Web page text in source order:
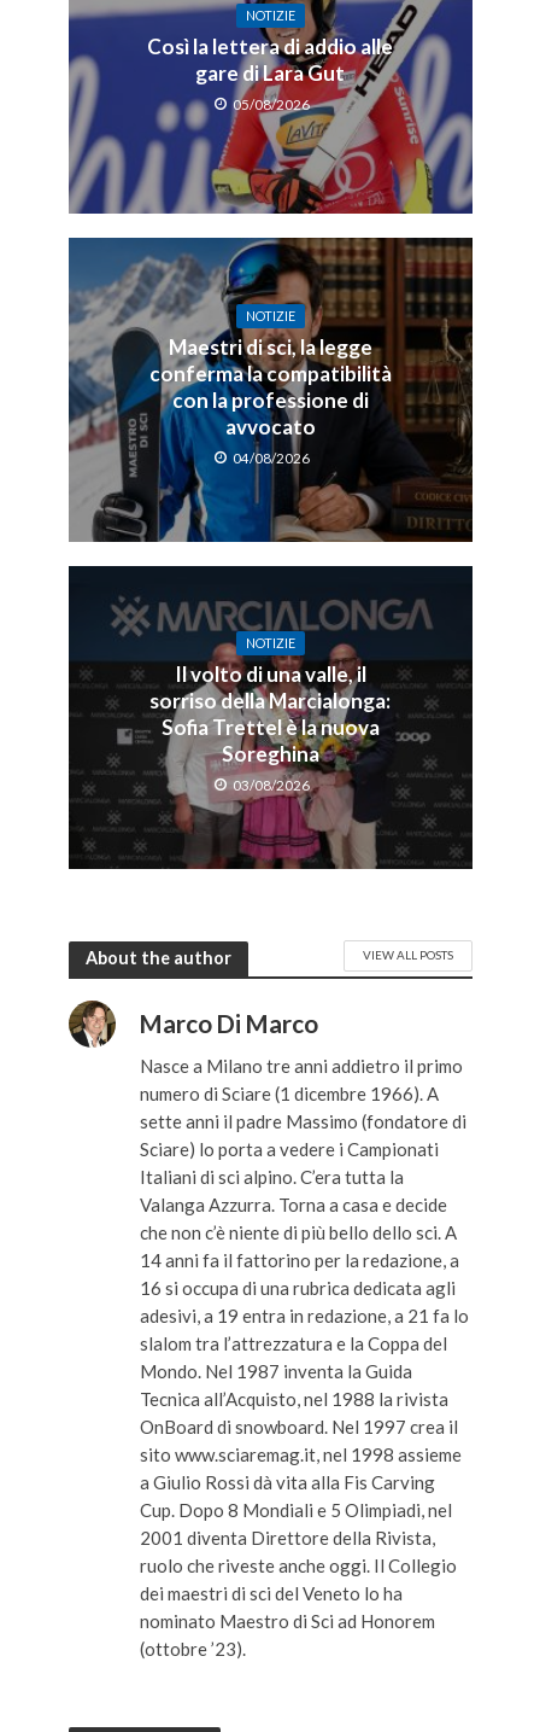
NOTIZIE
Così la lettera di addio alle
gare di Lara Gut
05/08/2026
NOTIZIE
Maestri di sci, la legge
conferma la compatibilità
con la professione di
avvocato
04/08/2026
NOTIZIE
Il volto di una valle, il
sorriso della Marcialonga:
Sofia Trettel è la nuova
Soreghina
03/08/2026
About the author VIEW ALL POSTS
Marco Di Marco
Nasce a Milano tre anni addietro il primo
numero di Sciare (1 dicembre 1966). A
sette anni il padre Massimo (fondatore di
Sciare) lo porta a vedere i Campionati
Italiani di sci alpino. C’era tutta la
Valanga Azzurra. Torna a casa e decide
che non c’è niente di più bello dello sci. A
14 anni fa il fattorino per la redazione, a
16 si occupa di una rubrica dedicata agli
adesivi, a 19 entra in redazione, a 21 fa lo
slalom tra l’attrezzatura e la Coppa del
Mondo. Nel 1987 inventa la Guida
Tecnica all’Acquisto, nel 1988 la rivista
OnBoard di snowboard. Nel 1997 crea il
sito www.sciaremag.it, nel 1998 assieme
a Giulio Rossi dà vita alla Fis Carving
Cup. Dopo 8 Mondiali e 5 Olimpiadi, nel
2001 diventa Direttore della Rivista,
ruolo che riveste anche oggi. Il Collegio
dei maestri di sci del Veneto lo ha
nominato Maestro di Sci ad Honorem
(ottobre ’23).